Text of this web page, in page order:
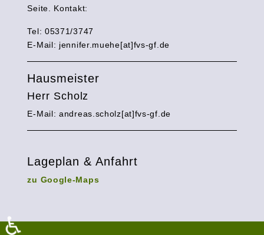
Seite. Kontakt:
Tel: 05371/3747
E-Mail: jennifer.muehe[at]fvs-gf.de
Hausmeister
Herr Scholz
E-Mail: andreas.scholz[at]fvs-gf.de
Lageplan & Anfahrt
zu Google-Maps